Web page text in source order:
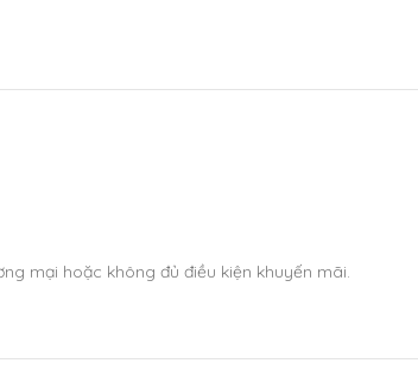
mại hoặc không đủ điều kiện khuyến mãi.